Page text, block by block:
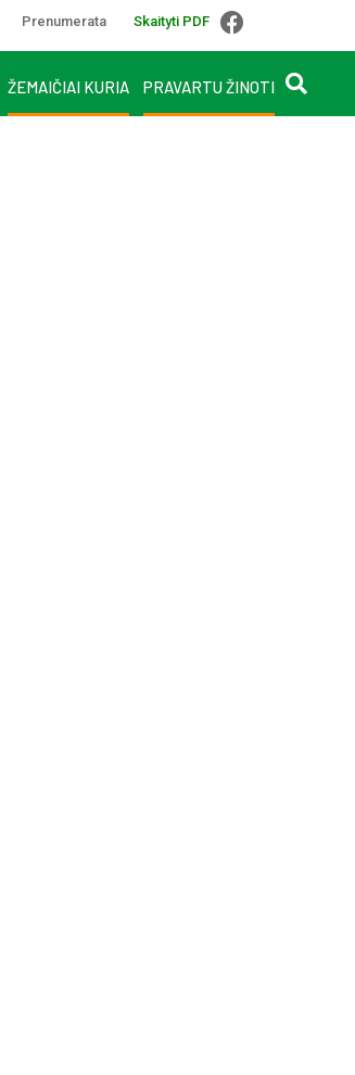
Prenumerata Skaityti PDF
ŽEMAIČIAI KURIA PRAVARTU ŽINOTI